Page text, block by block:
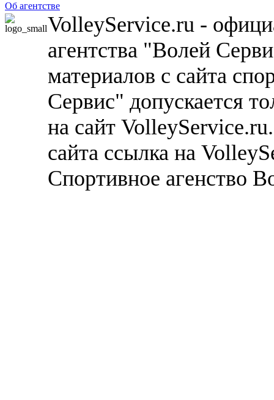
Об агентстве
VolleyService.ru -
агентства "Волей
материалов с сайта
Сервис" допускается
на сайт
сайта ссылка на
Спортивное агенство